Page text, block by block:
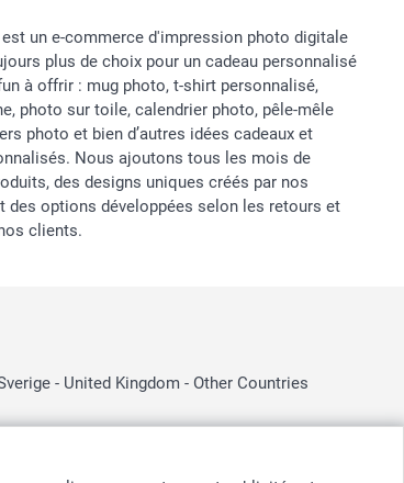
un e-commerce d'impression photo digitale
plus de choix pour un cadeau personnalisé
à offrir : mug photo, t-shirt personnalisé,
photo sur toile, calendrier photo, pêle-mêle
photo et bien d’autres idées cadeaux et
Nous ajoutons tous les mois de
des designs uniques créés par nos
des options développées selon les retours et
clients.
- United Kingdom - Other Countries